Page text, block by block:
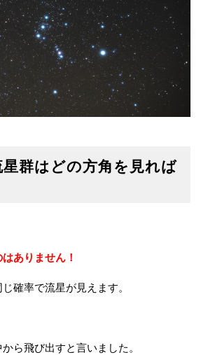
群はどの方角を見れば
ありません！
確率で流星が見えます。
ら飛び出すと言いました。